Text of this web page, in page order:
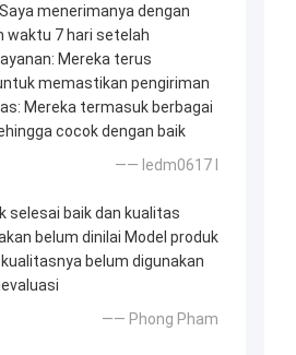
menerimanya dengan
waktu 7 hari setelah
Mereka terus
memastikan pengiriman
Mereka termasuk berbagai
cocok dengan baik
—— ledm0617 l
selesai baik dan kualitas
belum dinilai Model produk
belum digunakan
—— Phong Pham